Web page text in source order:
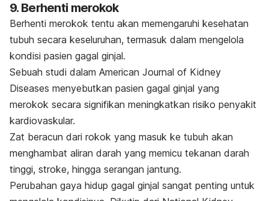
9. Berhenti merokok
Berhenti merokok tentu akan memengaruhi kesehatan
tubuh secara keseluruhan, termasuk dalam mengelola
kondisi pasien gagal ginjal.
Sebuah studi dalam American Journal of Kidney
Diseases menyebutkan pasien gagal ginjal yang
merokok secara signifikan meningkatkan risiko penyakit
kardiovaskular.
Zat beracun dari rokok yang masuk ke tubuh akan
menghambat aliran darah yang memicu tekanan darah
tinggi, stroke, hingga serangan jantung.
Perubahan gaya hidup gagal ginjal sangat penting untuk